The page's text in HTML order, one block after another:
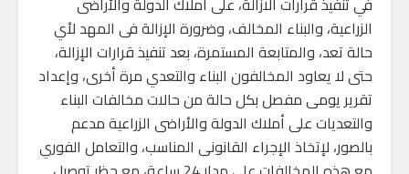
الزراعية، والبناء المخالف، وضرورة الإزالة فى المهد لأي
حالة تعد، والمتابعة المستمرة، بعد تنفيذ قرارات الإزالة،
حتى لا يعاود المخالفون البناء والتعدي مرة أخرى، وإعداد
تقرير يومى مفصل بكل حالة من حالات مخالفات البناء
والتعديات على أملاك الدولة والأراضى الزراعية مدعم
بالصور، لإتخاذ الإجراء القانونى المناسب، والتعامل الفوري